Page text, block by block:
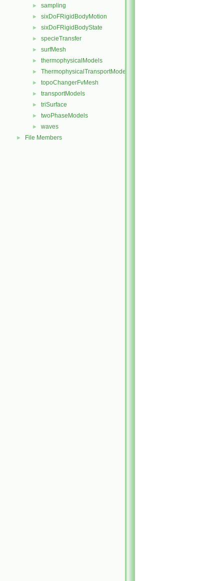
► sampling
► sixDoFRigidBodyMotion
► sixDoFRigidBodyState
► specieTransfer
► surfMesh
► thermophysicalModels
► ThermophysicalTransportModels
► topoChangerFvMesh
► transportModels
► triSurface
► twoPhaseModels
► waves
► File Members